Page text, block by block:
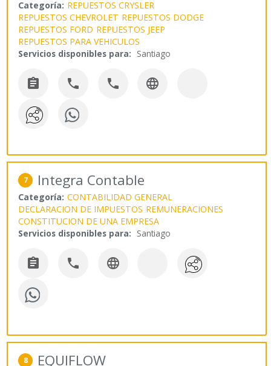
Categoría: REPUESTOS CRYSLER
REPUESTOS CHEVROLET REPUESTOS DODGE
REPUESTOS FORD REPUESTOS JEEP
REPUESTOS PARA VEHICULOS
Servicios disponibles para: Santiago
   
7 Integra Contable
Categoría: CONTABILIDAD GENERAL
DECLARACION DE IMPUESTOS REMUNERACIONES
CONSTITUCION DE UNA EMPRESA
Servicios disponibles para: Santiago
  
8 EQUIFLOW